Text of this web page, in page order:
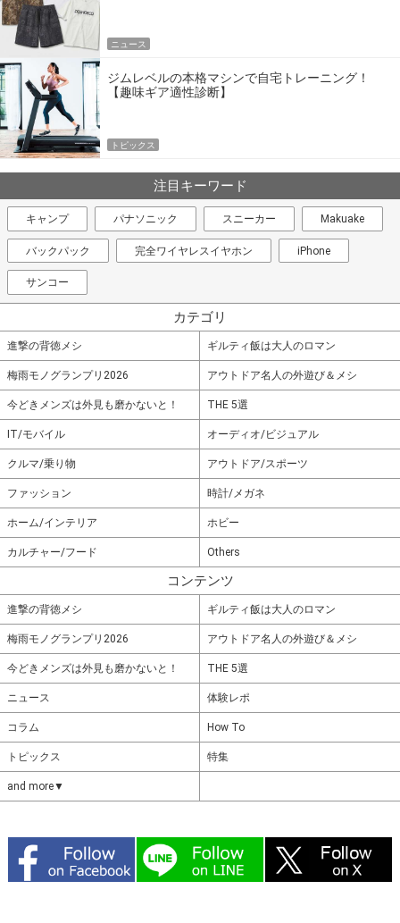
ニュース
ジムレベルの本格マシンで自宅トレーニング！
【趣味ギア適性診断】
トピックス
注目キーワード
キャンプ パナソニック スニーカー Makuake
バックパック 完全ワイヤレスイヤホン iPhone
サンコー
カテゴリ
進撃の背徳メシ ギルティ飯は大人のロマン
梅雨モノグランプリ2026 アウトドア名人の外遊び＆メシ
今どきメンズは外見も磨かないと！ THE 5選
IT/モバイル オーディオ/ビジュアル
クルマ/乗り物 アウトドア/スポーツ
ファッション 時計/メガネ
ホーム/インテリア ホビー
カルチャー/フード Others
コンテンツ
進撃の背徳メシ ギルティ飯は大人のロマン
梅雨モノグランプリ2026 アウトドア名人の外遊び＆メシ
今どきメンズは外見も磨かないと！ THE 5選
ニュース 体験レポ
コラム How To
トピックス 特集
and more▼